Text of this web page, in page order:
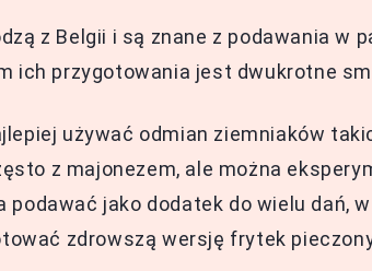
z Belgii i są znane z podawania w
ich przygotowania jest dwukrotne
używać odmian ziemniaków
z majonezem, ale można
podawać jako dodatek do wielu dań,
zdrowszą wersję frytek